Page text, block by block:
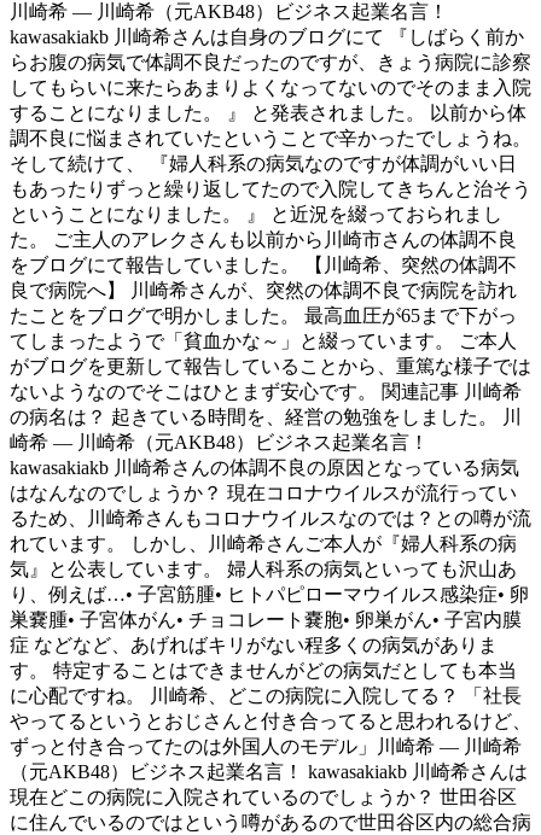
川崎希 — 川崎希（元AKB48）ビジネス起業名言！
kawasakiakb 川崎希さんは自身のブログにて 『しばらく前か
らお腹の病気で体調不良だったのですが、きょう病院に診察
してもらいに来たらあまりよくなってないのでそのまま入院
することになりました。 』 と発表されました。 以前から体
調不良に悩まされていたということで辛かったでしょうね。
そして続けて、 『婦人科系の病気なのですが体調がいい日
もあったりずっと繰り返してたので入院してきちんと治そう
ということになりました。 』 と近況を綴っておられまし
た。 ご主人のアレクさんも以前から川崎市さんの体調不良
をブログにて報告していました。 【川崎希、突然の体調不
良で病院へ】 川崎希さんが、突然の体調不良で病院を訪れ
たことをブログで明かしました。 最高血圧が65まで下がっ
てしまったようで「貧血かな～」と綴っています。 ご本人
がブログを更新して報告していることから、重篤な様子では
ないようなのでそこはひとまず安心です。 関連記事 川崎希
の病名は？ 起きている時間を、経営の勉強をしました。 川
崎希 — 川崎希（元AKB48）ビジネス起業名言！
kawasakiakb 川崎希さんの体調不良の原因となっている病気
はなんなのでしょうか？ 現在コロナウイルスが流行ってい
るため、川崎希さんもコロナウイルスなのでは？との噂が流
れています。 しかし、川崎希さんご本人が『婦人科系の病
気』と公表しています。 婦人科系の病気といっても沢山あ
り、例えば…• 子宮筋腫• ヒトパピローマウイルス感染症• 卵
巣嚢腫• 子宮体がん• チョコレート嚢胞• 卵巣がん• 子宮内膜
症 などなど、あげればキリがない程多くの病気がありま
す。 特定することはできませんがどの病気だとしても本当
に心配ですね。 川崎希、どこの病院に入院してる？ 「社長
やってるというとおじさんと付き合ってると思われるけど、
ずっと付き合ってたのは外国人のモデル」川崎希 — 川崎希
（元AKB48）ビジネス起業名言！ kawasakiakb 川崎希さんは
現在どこの病院に入院されているのでしょうか？ 世田谷区
に住んでいるのではという噂があるので世田谷区内の総合病